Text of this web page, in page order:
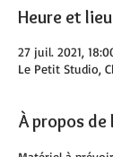
Heure et lieu
27 juil. 2021,
Le Petit Studio,
À propos